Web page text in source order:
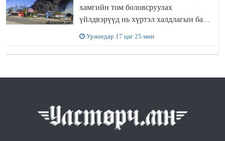
хамгийн том боловсруулах
үйлдвэрүүд нь хүртэл халдлагын бай
Уржигдар 17 цаг 25 мин